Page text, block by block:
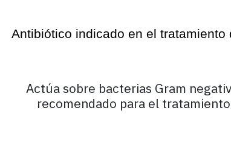
Antibiótico indicado en el
Actúa sobre bacterias Gram
recomendado para el